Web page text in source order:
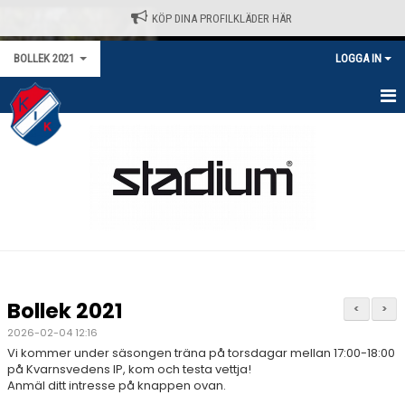
KÖP DINA PROFILKLÄDER HÄR
BOLLEK 2021 LOGGA IN
HEM
DOKUMENT
KONTAKT
>
<
Bollek 2021
2026-02-04 12:16
Vi kommer under säsongen träna på torsdagar mellan 17:00-18:00
på Kvarnsvedens IP, kom och testa vettja!
Anmäl ditt intresse på knappen ovan.